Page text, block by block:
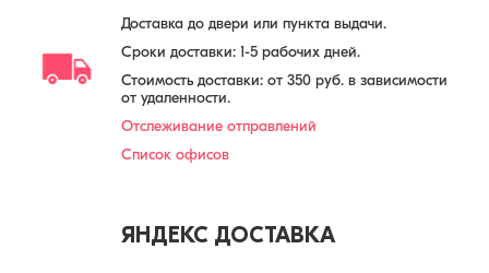
Доставка до двери или пункта выдачи.
Сроки доставки: 1-5 рабочих дней.
Стоимость доставки: от 350 руб. в зависимости
от удаленности.
Отслеживание отправлений
Список офисов
ЯНДЕКС ДОСТАВКА